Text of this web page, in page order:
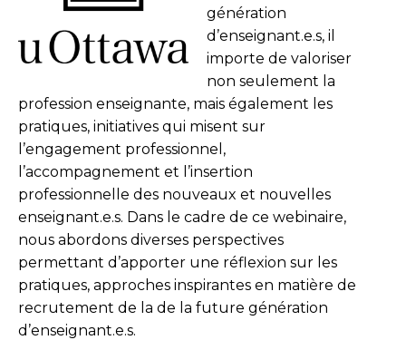
génération
d’enseignant.e.s, il
importe de valoriser
non seulement la
profession enseignante, mais également les
pratiques, initiatives qui misent sur
l’engagement professionnel,
l’accompagnement et l’insertion
professionnelle des nouveaux et nouvelles
enseignant.e.s. Dans le cadre de ce webinaire,
nous abordons diverses perspectives
permettant d’apporter une réflexion sur les
pratiques, approches inspirantes en matière de
recrutement de la de la future génération
d’enseignant.e.s.